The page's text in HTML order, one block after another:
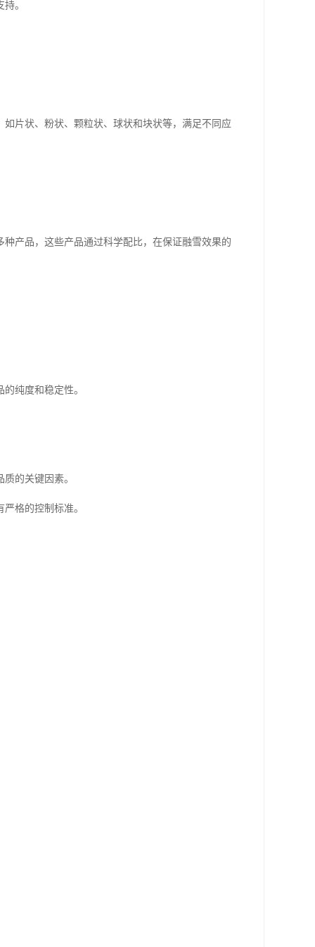
。
片状、粉状、颗粒状、球状和块状等，满足不同应
产品，这些产品通过科学配比，在保证融雪效果的
纯度和稳定性。
的关键因素。
格的控制标准。